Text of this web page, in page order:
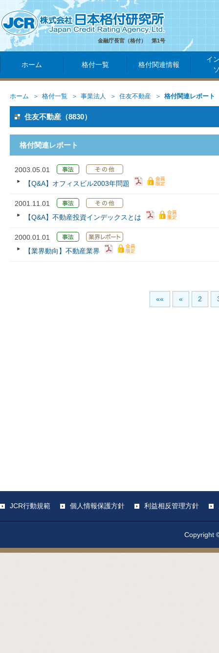
金融庁長官（格付） 第1号
ホーム 格付一覧 格付関連情報
イ
ホーム 格付一覧 事業法人 住友不動産 格付関連レポート
住友不動産（8830）
格付関連レポート
2003.05.01
【Q&A】オフィスビル2003年問題
2001.11.01
【Q&A】不動産投資インデックスとは
2000.01.01
【業界動向】不動産業界
«« « 2
JCR行動規範 個人情報保護方針 利益相反管理方針
Copyright